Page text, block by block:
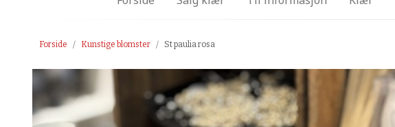
Forside Kunstige blomster St paulia rosa